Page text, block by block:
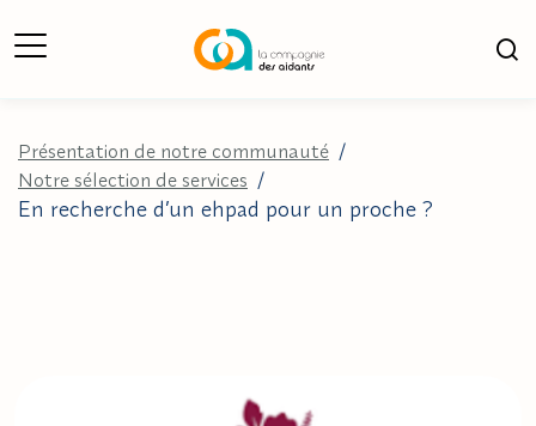
Ouverture du Menu
Présentation de notre communauté /
Notre sélection de services /
En recherche d’un ehpad pour un proche ?